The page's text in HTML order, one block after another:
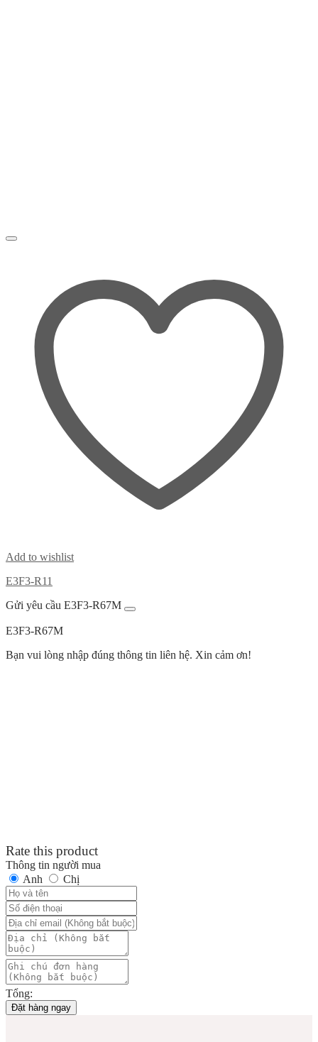
Add to wishlist
E3F3-R11
Gửi yêu cầu E3F3-R67M
E3F3-R67M
Bạn vui lòng nhập đúng thông tin liên hệ. Xin cảm ơn!
Rate this product
Thông tin người mua
Anh
Chị
Tổng:
Đặt hàng ngay